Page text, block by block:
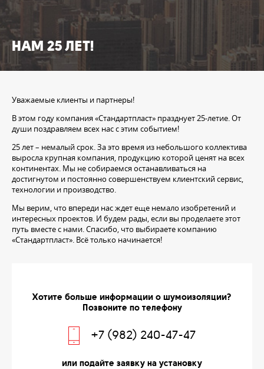
НАМ 25 ЛЕТ!
Уважаемые клиенты и партнеры!
В этом году компания «Стандартпласт» празднует 25-летие. От
души поздравляем всех нас с этим событием!
25 лет – немалый срок. За это время из небольшого коллектива
выросла крупная компания, продукцию которой ценят на всех
континентах. Мы не собираемся останавливаться на
достигнутом и постоянно совершенствуем клиентский сервис,
технологии и производство.
Мы верим, что впереди нас ждет еще немало изобретений и
интересных проектов. И будем рады, если вы проделаете этот
путь вместе с нами. Спасибо, что выбираете компанию
«Стандартпласт». Всё только начинается!
Хотите больше информации о шумоизоляции?
Позвоните по телефону
+7 (982) 240-47-47
или подайте заявку на установку